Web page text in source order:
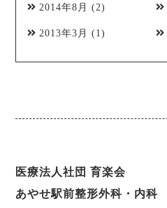
2014年8月 (2)
2013年3月 (1)
医療法人社団 育楽会
あやせ駅前整形外科・内科